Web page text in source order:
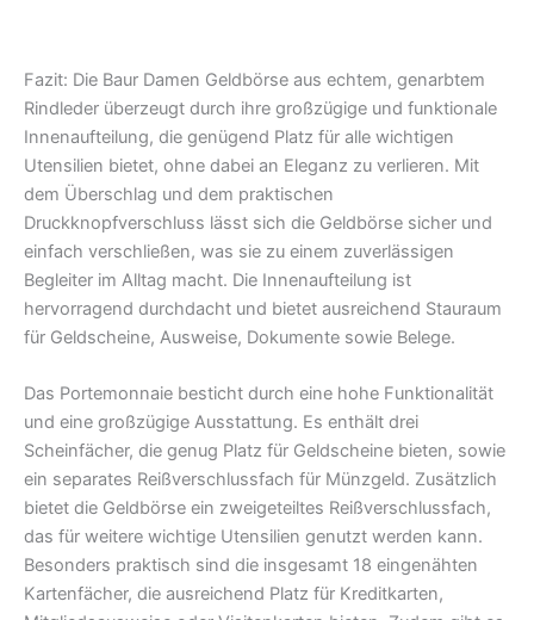
Fazit: Die Baur Damen Geldbörse aus echtem, genarbtem
Rindleder überzeugt durch ihre großzügige und funktionale
Innenaufteilung, die genügend Platz für alle wichtigen
Utensilien bietet, ohne dabei an Eleganz zu verlieren. Mit
dem Überschlag und dem praktischen
Druckknopfverschluss lässt sich die Geldbörse sicher und
einfach verschließen, was sie zu einem zuverlässigen
Begleiter im Alltag macht. Die Innenaufteilung ist
hervorragend durchdacht und bietet ausreichend Stauraum
für Geldscheine, Ausweise, Dokumente sowie Belege.
Das Portemonnaie besticht durch eine hohe Funktionalität
und eine großzügige Ausstattung. Es enthält drei
Scheinfächer, die genug Platz für Geldscheine bieten, sowie
ein separates Reißverschlussfach für Münzgeld. Zusätzlich
bietet die Geldbörse ein zweigeteiltes Reißverschlussfach,
das für weitere wichtige Utensilien genutzt werden kann.
Besonders praktisch sind die insgesamt 18 eingenähten
Kartenfächer, die ausreichend Platz für Kreditkarten,